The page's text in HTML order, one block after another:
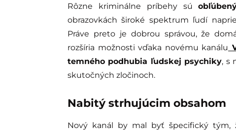
Rôzne kriminálne príbehy sú
obrazovkách široké spektrum ľudí
Práve preto je dobrou správou, že
rozšíria možnosti vďaka novému kanálu
temného podhubia ľudskej psychiky, s
skutočných zločinoch.
Nabitý strhujúcim obsahom
Nový kanál by mal byť špecifický tým,